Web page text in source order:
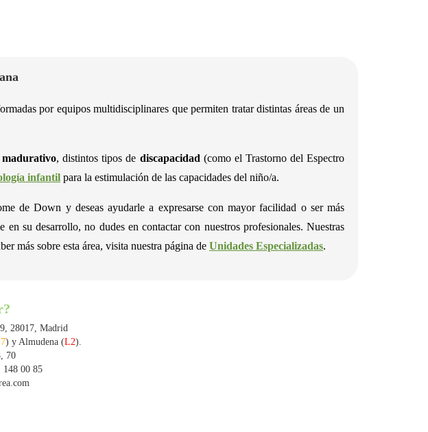
por equipos multidisciplinares que permiten tratar distintas áreas de un
, distintos tipos de discapacidad (como el Trastorno del Espectro
infantil para la estimulación de las capacidades del niño/a.
de Down y deseas ayudarle a expresarse con mayor facilidad o ser más
su desarrollo, no dudes en contactar con nuestros profesionales. Nuestras
más sobre esta área, visita nuestra página de Unidades Especializadas.
28017, Madrid
) y Almudena (L2).
70
148 00 85